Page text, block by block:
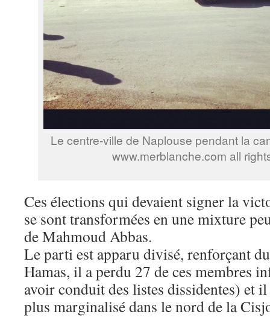
Le centre-ville de Naplouse pendant la
www.merblanche.com all
Ces élections qui devaient signer la
se sont transformées en une mixture
de Mahmoud Abbas.
Le parti est apparu divisé, renforçant
Hamas, il a perdu 27 de ces membres
avoir conduit des listes dissidentes) et
plus marginalisé dans le nord de la